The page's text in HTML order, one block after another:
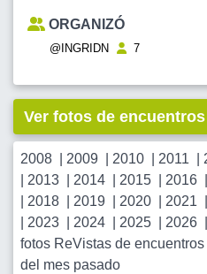
ORGANIZÓ
@INGRIDN 7
Ver fotos de
2008 2009 2010 2011
2013 2014 2015 2016
2018 2019 2020 2021
2023 2024 2025 2026
fotos ReVistas de
del mes pasado